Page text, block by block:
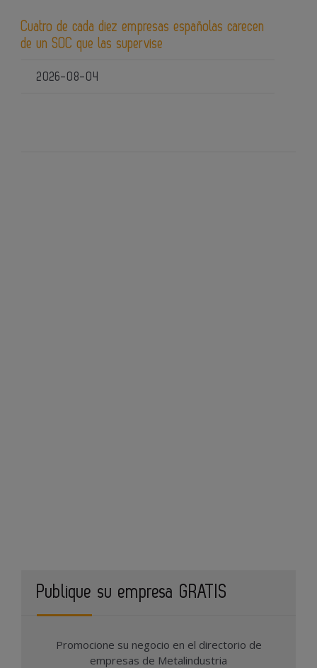
Cuatro de cada diez empresas españolas carecen
de un SOC que las supervise
2026-08-04
Publique su empresa GRATIS
Promocione su negocio en el directorio de
empresas de Metalindustria